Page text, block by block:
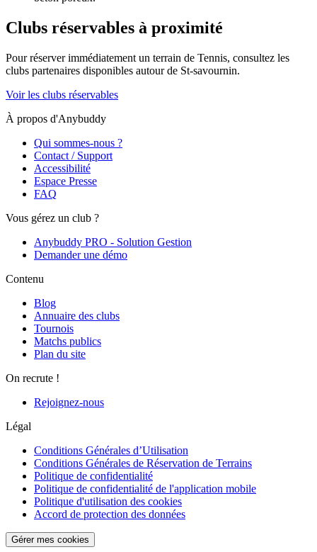
Clubs réservables à proximité
Pour réserver immédiatement un terrain de Tennis, consultez les
clubs partenaires disponibles autour de St-savournin.
Voir les clubs réservables
À propos d'Anybuddy
Qui sommes-nous ?
Contact / Support
Accessibilité
Espace Presse
FAQ
Vous gérez un club ?
Anybuddy PRO - Solution Gestion
Demander une démo
Contenu
Blog
Annuaire des clubs
Tournois
Matchs publics
Plan du site
On recrute !
Rejoignez-nous
Légal
Conditions Générales d’Utilisation
Conditions Générales de Réservation de Terrains
Politique de confidentialité
Politique de confidentialité de l'application mobile
Politique d'utilisation des cookies
Accord de protection des données
Gérer mes cookies